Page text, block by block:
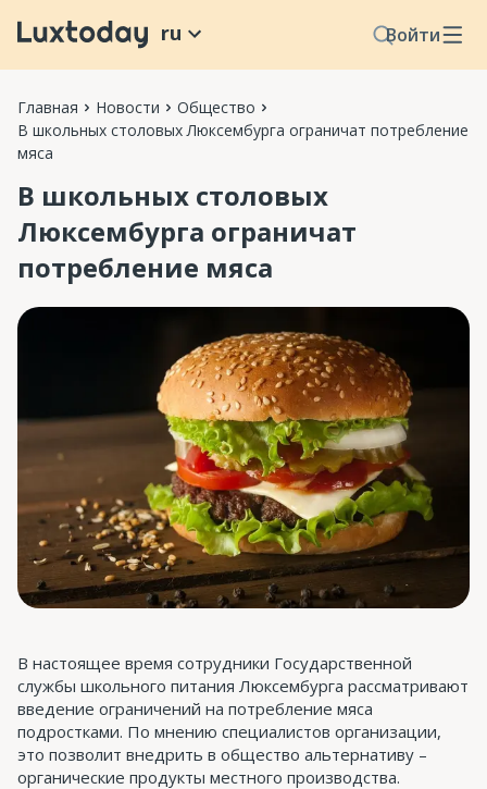
Войти
ru
Главная Новости
Общество
В школьных столовых Люксембурга ограничат потребление
мяса
В школьных столовых
Люксембурга ограничат
потребление мяса
В настоящее время сотрудники Государственной
службы школьного питания Люксембурга рассматривают
введение ограничений на потребление мяса
подростками. По мнению специалистов организации,
это позволит внедрить в общество альтернативу –
органические продукты местного производства.